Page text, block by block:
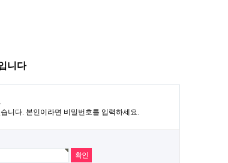
니다
니다. 본인이라면 비밀번호를 입력하세요.